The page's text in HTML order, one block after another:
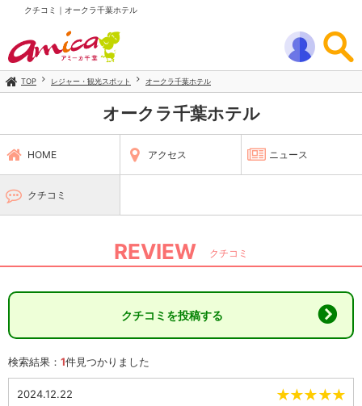
クチコミ｜オークラ千葉ホテル
TOP レジャー・観光スポット オークラ千葉ホテル
オークラ千葉ホテル
HOME アクセス ニュース
クチコミ
REVIEW クチコミ
クチコミを投稿する
検索結果： 1件見つかりました
★★★★★
2024.12.22